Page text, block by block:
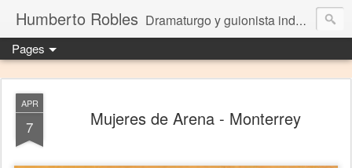
Humberto Robles Dramaturgo y guionista independiente
Pages
APR
7 Mujeres de Arena - Monterrey